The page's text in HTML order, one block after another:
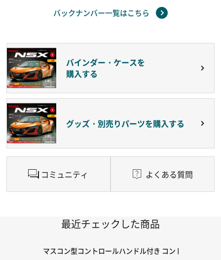
バックナンバー一覧はこちら
バインダー・ケースを
購入する
グッズ・別売りパーツを購入する
コミュニティ よくある質問
最近チェックした商品
マスコン型コントロールハンドル付き コントローラー